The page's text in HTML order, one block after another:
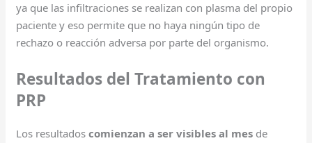
ya que las infiltraciones se realizan con plasma del propio
paciente y eso permite que no haya ningún tipo de
rechazo o reacción adversa por parte del organismo.
Resultados del Tratamiento con
PRP
Los resultadoscomienzan a ser visibles al mes de